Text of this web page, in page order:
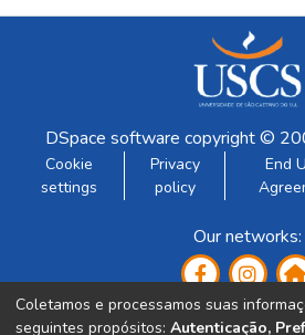
São Paulo. Tratou-
descritivo,
tipo quantitativa.
trabalho 90
responderam aos
variáveis
escolaridade,
Instrumento de
Primária, PCATool –
Assessment Tool,
verificou os escores
DSpace software copyright ©
Cookie
settings
Privacy
policy
End
Our networks:
Coletamos e processamos suas
seguintes propósitos: Autenticação,